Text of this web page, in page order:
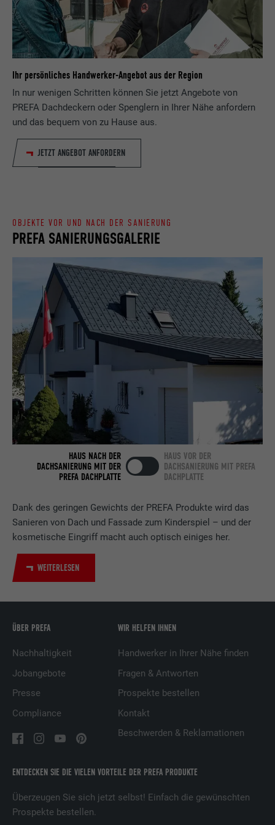
Ihr persönliches Handwerker-Angebot aus der Region
In nur wenigen Schritten können Sie jetzt Angebote von
PREFA Dachdeckern oder Spenglern in Ihrer Nähe anfordern
und das bequem von zu Hause aus.
JETZT ANGEBOT ANFORDERN
Dank des geringen Gewichts der PREFA Produkte wird das
Sanieren von Dach und Fassade zum Kinderspiel – und der
kosmetische Eingriff macht auch optisch einiges her.
WEITERLESEN
PREFA SANIERUNGSGALERIE
OBJEKTE VOR UND NACH DER SANIERUNG
HAUS NACH DER
DACHSANIERUNG MIT DER
PREFA DACHPLATTE
HAUS VOR DER
DACHSANIERUNG MIT PREFA
DACHPLATTE
ENTDECKEN SIE DIE VIELEN VORTEILE DER PREFA PRODUKTE
Überzeugen Sie sich jetzt selbst! Einfach die gewünschten
Prospekte bestellen.
ÜBER PREFA
Nachhaltigkeit
Jobangebote
Presse
Compliance
WIR HELFEN IHNEN
Handwerker in Ihrer Nähe finden
Fragen & Antworten
Prospekte bestellen
Kontakt
Beschwerden & Reklamationen
Zweck
wird, um statistische Daten dazu, wieder
Besucher die Website nutzt, zu generieren.
Anbieter Google Optimize
Laufzeit 90 Tage
Zweck
der Browser das Setzen von Cookies
Anbieter ads.linkedin.com
Laufzeit Sitzung
Zweck
Speichert die vom Benutzer ausgewählte
Sprach version einer Webseite.
Name lang
Anbieter LinkedIn
Zweck
Webseite ein eingebettetes "Folgen Sie
uns"-Fenster enthält.
Name bcookie
Anbieter LinkedIn
Laufzeit 2 Jahre
Zweck
Verwendet vom Social-Networking-Dienst
LinkedIn für die Verfolgung der
Verwendung von eingebetteten
Dienstleistungen.
Name bscookie
Anbieter LinkedIn
Verwendet vom Social-Networking-Dienst
LinkedIn für die Verfolgung der
Verwendung von eingebetteten
Anbieter
Zweck
Wird verwendet, um Besucher auf
relevante Werbung basierend auf den
Präferenzen des Besuchers zu
präsentieren.
Anbieter LinkedIn